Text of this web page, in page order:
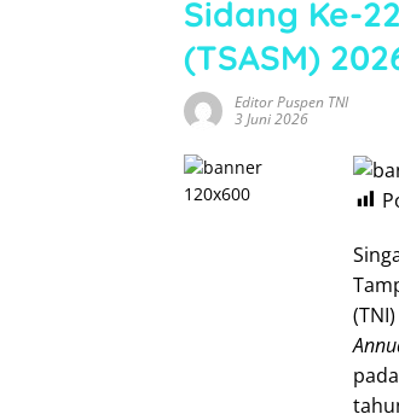
Sidang Ke-
(TSASM)
Editor Puspen TNI
3 Juni 2026